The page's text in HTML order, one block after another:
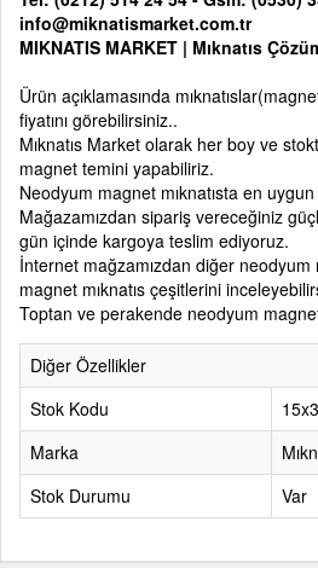
info@miknatismarket.com.tr
MIKNATIS MARKET | Mıknatıs
Ürün açıklamasında
fiyatını görebilirsiniz..
Mıknatıs Market olarak her boy ve
magnet temini yapabiliriz.
Neodyum magnet mıknatısta en
Mağazamızdan sipariş vereceğiniz
gün içinde kargoya teslim ediyoruz.
İnternet mağzamızdan diğer neodyum
magnet mıknatıs çeşitlerini
Toptan ve perakende neodyum magnet
Diğer Özellikler
Stok Kodu
Marka
Stok Durumu
Var